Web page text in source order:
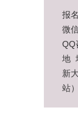
报
微
QQ
地
新
站）